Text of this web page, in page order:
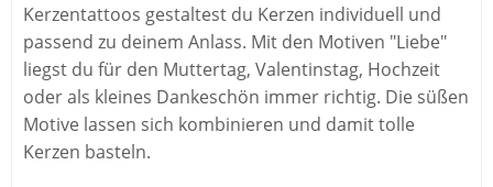
Kerzentattoos gestaltest du Kerzen individuell und
passend zu deinem Anlass. Mit den Motiven "Liebe"
liegst du für den Muttertag, Valentinstag, Hochzeit
oder als kleines Dankeschön immer richtig. Die süßen
Motive lassen sich kombinieren und damit tolle
Kerzen basteln.